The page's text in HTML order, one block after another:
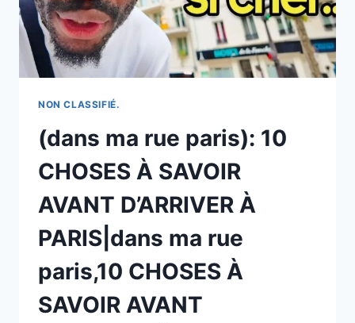
NON CLASSIFIÉ.
(dans ma rue paris): 10
CHOSES À SAVOIR
AVANT D’ARRIVER À
PARIS|dans ma rue
paris,10 CHOSES À
SAVOIR AVANT